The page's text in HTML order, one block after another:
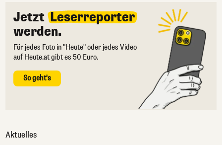
Jetzt Leserreporter
werden.
Für jedes Foto in "Heute" oder jedes Video
auf Heute.at gibt es 50 Euro.
So geht's
Aktuelles